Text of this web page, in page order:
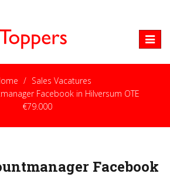
Toggle
Sales Vacatures
Facebook in Hilversum OTE
€79.000
Facebook